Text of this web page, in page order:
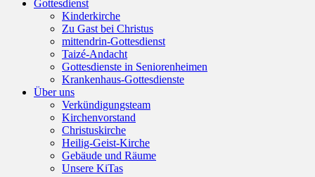
Gottesdienst
Kinderkirche
Zu Gast bei Christus
mittendrin-Gottesdienst
Taizé-Andacht
Gottesdienste in Seniorenheimen
Krankenhaus-Gottesdienste
Über uns
Verkündigungsteam
Kirchenvorstand
Christuskirche
Heilig-Geist-Kirche
Gebäude und Räume
Unsere KiTas